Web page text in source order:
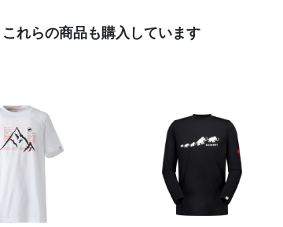
これらの商品も購入しています